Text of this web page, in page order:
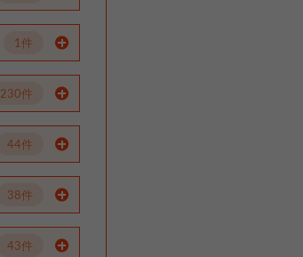
1件
230件
44件
38件
43件